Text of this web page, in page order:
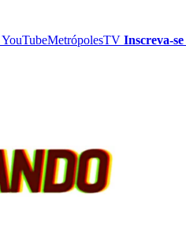
YouTubeMetrópolesTV Inscreva-se